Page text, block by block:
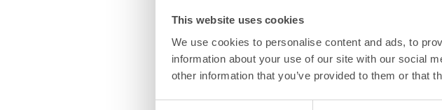
This website uses cookies
We use cookies to personalise content and ads, to
information about your use of our site with our social
other information that you’ve provided to them or that